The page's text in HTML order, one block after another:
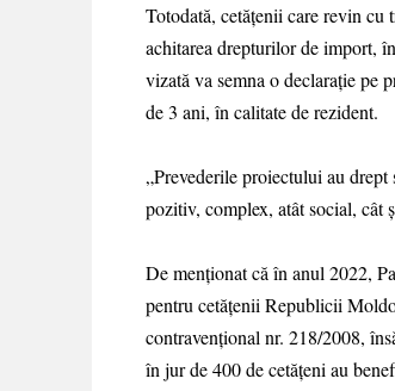
Totodată, cetățenii care revin
achitarea drepturilor de import,
vizată va semna o declarație pe
de 3 ani, în calitate de rezident.
„Prevederile proiectului au
pozitiv, complex, atât social, cât
De menționat că în anul 2022,
pentru cetățenii Republicii
contravențional nr. 218/2008,
în jur de 400 de cetățeni au